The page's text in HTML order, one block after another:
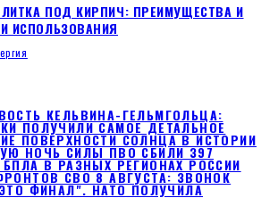
ПОД КИРПИЧ: ПРЕИМУЩЕСТВА И
ИСПОЛЬЗОВАНИЯ
КЕЛЬВИНА-ГЕЛЬМГОЛЬЦА:
ПОЛУЧИЛИ САМОЕ ДЕТАЛЬНОЕ
ПОВЕРХНОСТИ СОЛНЦА В ИСТОРИИ
НОЧЬ СИЛЫ ПВО СБИЛИ 397
В РАЗНЫХ РЕГИОНАХ РОССИИ
СВО 8 АВГУСТА: ЗВОНОК
ФИНАЛ". НАТО ПОЛУЧИЛА